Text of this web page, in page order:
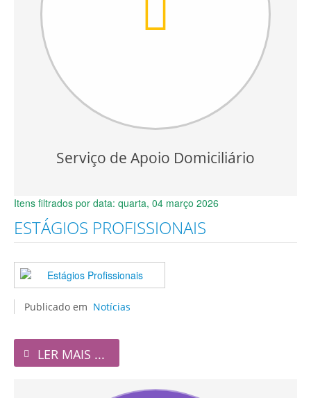
Serviço de Apoio Domiciliário
Itens filtrados por data: quarta, 04 março 2026
ESTÁGIOS PROFISSIONAIS
Publicado em Notícias
LER MAIS ...